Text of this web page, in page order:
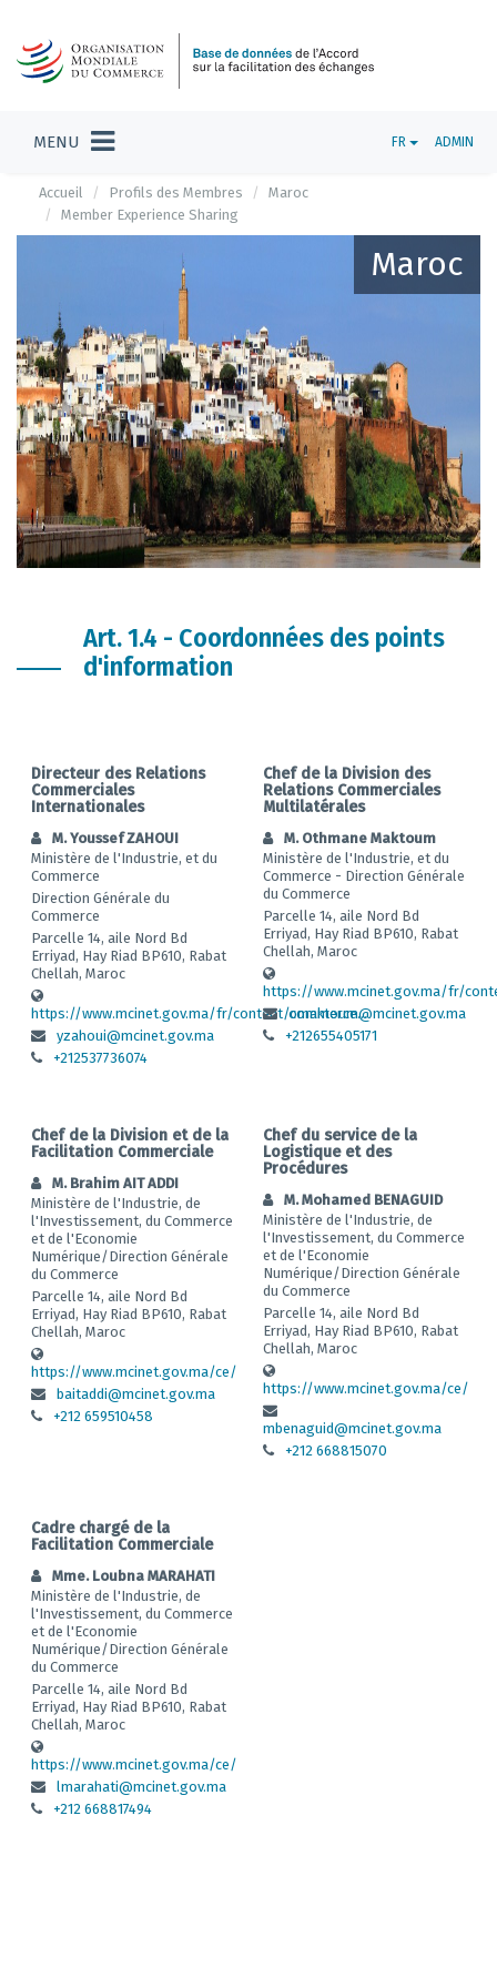
MENU FR ADMIN
Accueil Profils des Membres
Maroc
Member Experience Sharing
Maroc
Art. 1.4 - Coordonnées des points
d'information
Directeur des Relations
Commerciales
Internationales
M. Youssef ZAHOUI
Ministère de l'Industrie, et du
Commerce
Direction Générale du
Commerce
Parcelle 14, aile Nord Bd
Erriyad, Hay Riad BP610, Rabat
Chellah, Maroc
https://www.mcinet.gov.ma/fr/content/commerce...
yzahoui@mcinet.gov.ma
+212537736074
Chef de la Division des
Relations Commerciales
Multilatérales
M. Othmane Maktoum
Ministère de l'Industrie, et du
Commerce - Direction Générale
du Commerce
Parcelle 14, aile Nord Bd
Erriyad, Hay Riad BP610, Rabat
Chellah, Maroc
https://www.mcinet.gov.ma/fr/
omaktoum@mcinet.gov.ma
+212655405171
Chef de la Division et de la
Facilitation Commerciale
M. Brahim AIT ADDI
Ministère de l'Industrie, de
l'Investissement, du Commerce
et de l'Economie
Numérique/Direction Générale
du Commerce
Parcelle 14, aile Nord Bd
Erriyad, Hay Riad BP610, Rabat
Chellah, Maroc
https://www.mcinet.gov.ma/ce/
baitaddi@mcinet.gov.ma
+212 659510458
Chef du service de la
Logistique et des
Procédures
M. Mohamed BENAGUID
Ministère de l'Industrie, de
l'Investissement, du Commerce
et de l'Economie
Numérique/Direction Générale
du Commerce
Parcelle 14, aile Nord Bd
Erriyad, Hay Riad BP610, Rabat
Chellah, Maroc
https://www.mcinet.gov.ma/ce/
mbenaguid@mcinet.gov.ma
+212 668815070
Cadre chargé de la
Facilitation Commerciale
Mme. Loubna MARAHATI
Ministère de l'Industrie, de
l'Investissement, du Commerce
et de l'Economie
Numérique/Direction Générale
du Commerce
Parcelle 14, aile Nord Bd
Erriyad, Hay Riad BP610, Rabat
Chellah, Maroc
https://www.mcinet.gov.ma/ce/
lmarahati@mcinet.gov.ma
+212 668817494